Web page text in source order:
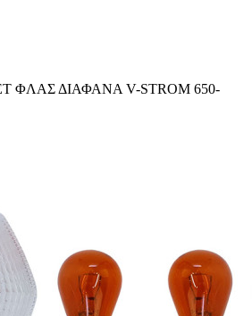
ΦΛΑΣ ΔΙΑΦΑΝΑ V-STROM 650-